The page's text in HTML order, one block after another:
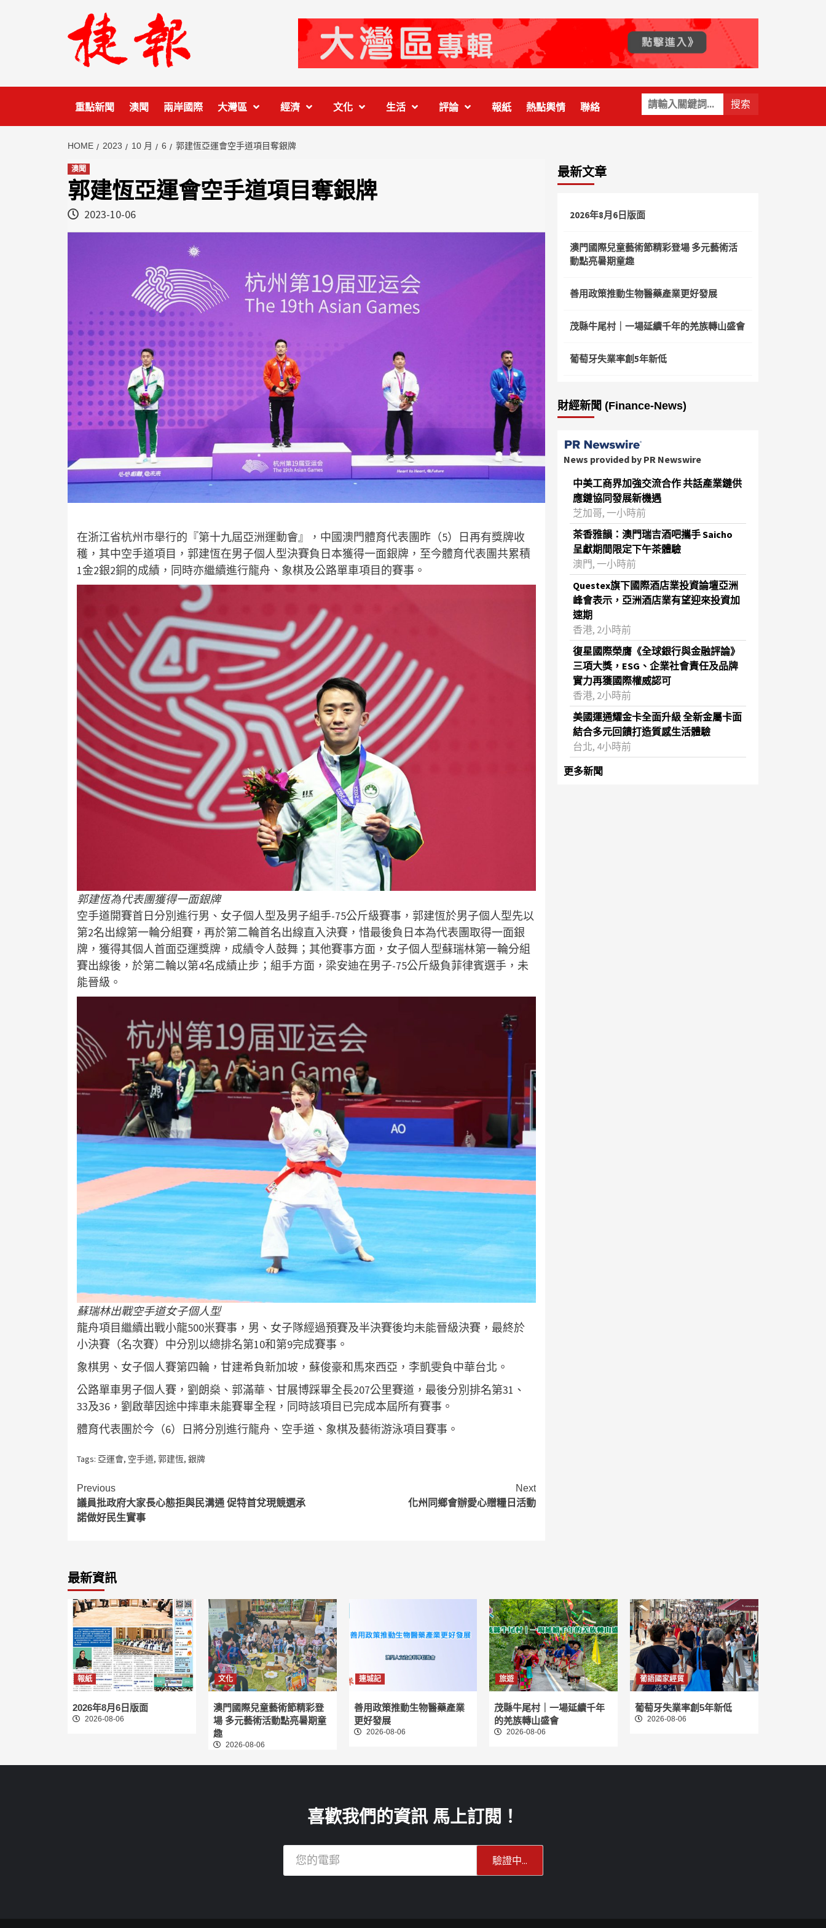
關
鍵
字:
重點新聞 澳聞 兩岸國際 大灣區 經濟 文化 生活 評論 報紙 熱點輿情 聯絡
HOME 2023 10 月 6 郭建恆亞運會空手道項目奪銀牌
澳聞
郭建恆亞運會空手道項目奪銀牌
2023-10-06
在浙江省杭州巿舉行的『第十九屆亞洲運動會』，中國澳門體育代表團昨（5）日再有獎牌收
穫，其中空手道項目，郭建恆在男子個人型決賽負日本獲得一面銀牌，至今體育代表團共累積
1金2銀2銅的成績，同時亦繼續進行龍舟、象棋及公路單車項目的賽事。
郭建恆為代表團獲得一面銀牌
空手道開賽首日分別進行男、女子個人型及男子組手-75公斤級賽事，郭建恆於男子個人型先以
第2名出線第一輪分組賽，再於第二輪首名出線直入決賽，惜最後負日本為代表團取得一面銀
牌，獲得其個人首面亞運獎牌，成績令人鼓舞；其他賽事方面，女子個人型蘇瑞林第一輪分組
賽出線後，於第二輪以第4名成績止步；組手方面，梁安迪在男子-75公斤級負菲律賓選手，未
能晉級。
蘇瑞林出戰空手道女子個人型
龍舟項目繼續出戰小龍500米賽事，男、女子隊經過預賽及半決賽後均未能晉級決賽，最終於
小決賽（名次賽）中分別以總排名第10和第9完成賽事。
象棋男、女子個人賽第四輪，甘建希負新加坡，蘇俊豪和馬來西亞，李凱雯負中華台北。
公路單車男子個人賽，劉朗燊、郭滿華、甘展博踩畢全長207公里賽道，最後分別排名第31、
33及36，劉啟華因途中摔車未能賽畢全程，同時該項目已完成本屆所有賽事。
體育代表團於今（6）日將分別進行龍舟、空手道、象棋及藝術游泳項目賽事。
Tags: 亞運會, 空手道, 郭建恆, 銀牌
Continue
Reading
Previous
議員批政府大家長心態拒與民溝通 促特首兌現競選承
諾做好民生實事
Next
化州同鄉會辦愛心贈糧日活動
最新文章
2026年8月6日版面
澳門國際兒童藝術節精彩登場 多元藝術活
動點亮暑期童趣
善用政策推動生物醫藥產業更好發展
茂縣牛尾村｜一場延續千年的羌族轉山盛會
葡萄牙失業率創5年新低
財經新聞 (Finance-News)
News provided by PR Newswire
中美工商界加強交流合作 共話產業鏈供
應鏈協同發展新機遇
芝加哥, 一小時前
茶香雅韻：澳門瑞吉酒吧攜手 Saicho
呈獻期間限定下午茶體驗
澳門, 一小時前
Questex旗下國際酒店業投資論壇亞洲
峰會表示，亞洲酒店業有望迎來投資加
速期
香港, 2小時前
復星國際榮膺《全球銀行與金融評論》
三項大獎，ESG、企業社會責任及品牌
實力再獲國際權威認可
香港, 2小時前
美國運通耀金卡全面升級 全新金屬卡面
結合多元回饋打造質感生活體驗
台北, 4小時前
更多新聞
最新資訊
報紙
2026年8月6日版面
2026-08-06
文化
澳門國際兒童藝術節精彩登
場 多元藝術活動點亮暑期童
趣
2026-08-06
連城記
善用政策推動生物醫藥產業
更好發展
2026-08-06
旅遊
茂縣牛尾村｜一場延續千年
的羌族轉山盛會
2026-08-06
葡語國家經貿
葡萄牙失業率創5年新低
2026-08-06
喜歡我們的資訊 馬上訂閱！